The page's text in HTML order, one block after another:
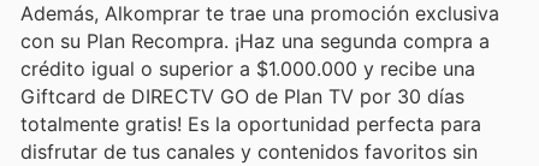
Además, Alkomprar te trae una promoción exclusiva
con su Plan Recompra. ¡Haz una segunda compra a
crédito igual o superior a $1.000.000 y recibe una
Giftcard de DIRECTV GO de Plan TV por 30 días
totalmente gratis! Es la oportunidad perfecta para
disfrutar de tus canales y contenidos favoritos sin